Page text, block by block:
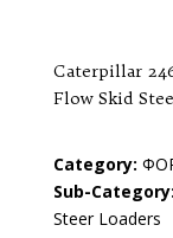
Caterpillar
Flow Skid
Category:
Sub-Category:
Steer Loaders